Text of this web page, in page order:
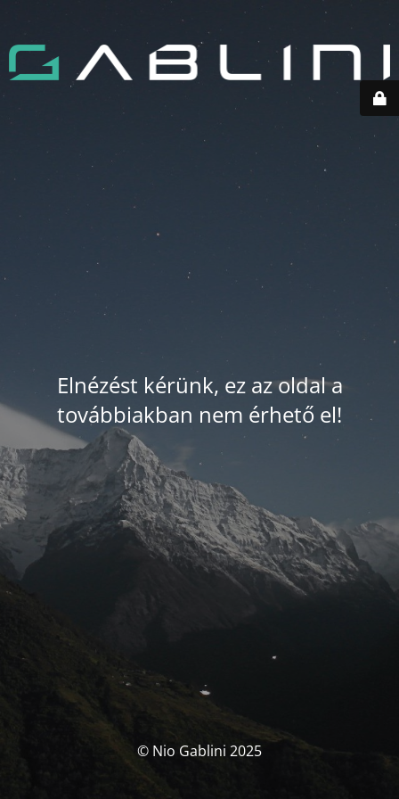
Elnézést kérünk, ez az oldal a
továbbiakban nem érhető el!
© Nio Gablini 2025